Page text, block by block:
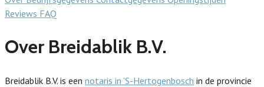
Reviews FAQ
Over Breidablik B.V.
Breidablik B.V. is een notaris in 'S-Hertogenbosch in de provincie